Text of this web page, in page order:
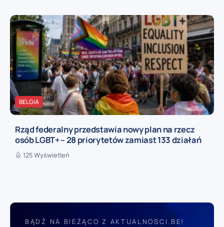
BELGIA
Rząd federalny przedstawia nowy plan na rzecz
osób LGBT+ – 28 priorytetów zamiast 133 działań
125 Wyświetleń
BĄDŹ NA BIEŻĄCO Z AKTUALNOSCI.BE!